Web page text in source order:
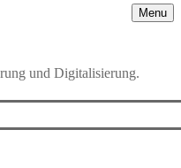
Menu
und Digitalisierung.